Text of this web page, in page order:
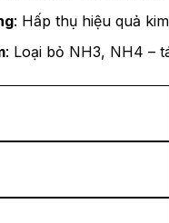
: Hấp thụ hiệu quả
: Loại bỏ NH3, NH4 –